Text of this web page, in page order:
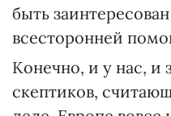
быть
всесторонней
Конечно, и у нас, и
скептиков,